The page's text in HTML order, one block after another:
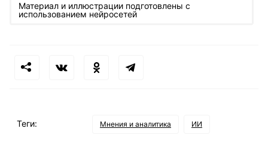
Материал и иллюстрации подготовлены с
использованием нейросетей
Теги: Мнения и аналитика ИИ